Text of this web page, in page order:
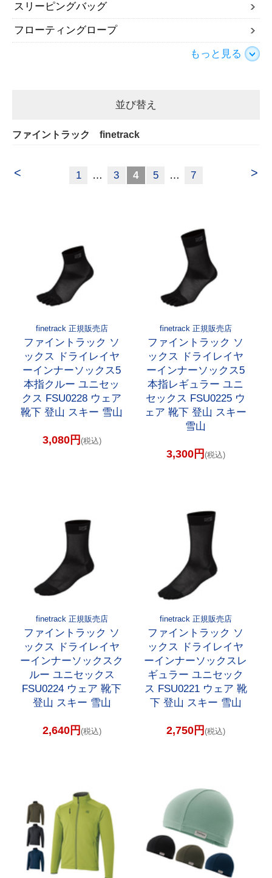
スリーピングバッグ
フローティングロープ
もっと見る
並び替え
ファイントラック finetrack
< >
1 … 3 4 5 … 7
finetrack 正規販売店
ファイントラック ソ
ックス ドライレイヤ
ーインナーソックス5
本指クルー ユニセッ
クス FSU0228 ウェア
靴下 登山 スキー 雪山
3,080円 (税込)
finetrack 正規販売店
ファイントラック ソ
ックス ドライレイヤ
ーインナーソックス5
本指レギュラー ユニ
セックス FSU0225 ウ
ェア 靴下 登山 スキー
雪山
3,300円 (税込)
finetrack 正規販売店
ファイントラック ソ
ックス ドライレイヤ
ーインナーソックスク
ルー ユニセックス
FSU0224 ウェア 靴下
登山 スキー 雪山
2,640円 (税込)
finetrack 正規販売店
ファイントラック ソ
ックス ドライレイヤ
ーインナーソックスレ
ギュラー ユニセック
ス FSU0221 ウェア 靴
下 登山 スキー 雪山
2,750円 (税込)